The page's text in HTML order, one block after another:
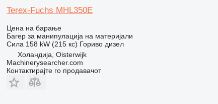
Terex-Fuchs MHL350E
Цена на барање
Багер за манипулација на материјали
Сила 158 kW (215 кс) Гориво дизел
Холандија, Oisterwijk
Machinerysearcher.com
Контактирајте го продавачот